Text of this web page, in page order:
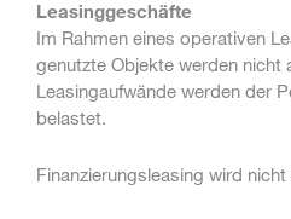
Leasinggeschäfte
Im Rahmen eines operativen
genutzte Objekte werden nicht
Leasingaufwände werden der
belastet.
Finanzierungsleasing wird